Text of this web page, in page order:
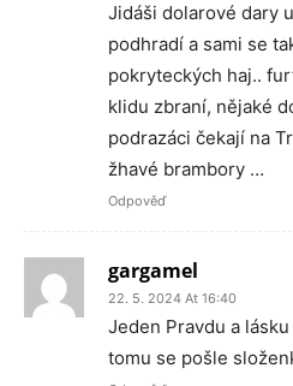
Jidáši dolarové dary
podhradí a sami se
pokryteckých haj..
klidu zbraní, nějaké
podrazáci čekají na
žhavé brambory …
Odpověď
gargamel
22. 5. 2024 At 16:40
Jeden Pravdu a
tomu se pošle